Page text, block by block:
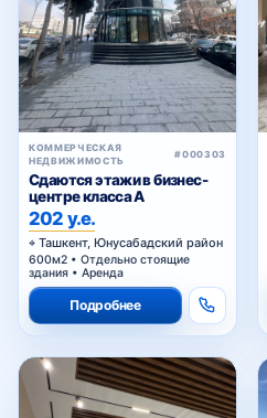
КОММЕРЧЕСКАЯ
НЕДВИЖИМОСТЬ
#000303
Сдаются этажи в бизнес-
центре класса A
202 у.е.
Ташкент, Юнусабадский район
600м2 • Отдельно стоящие
здания • Аренда
Подробнее